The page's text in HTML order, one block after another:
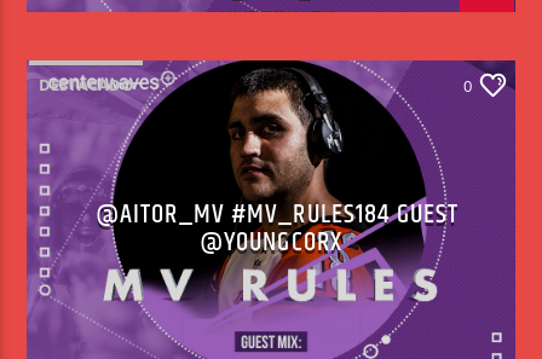
DESTACADO 0
@AITOR_MV #MV_RULES184 GUEST
@YOUNGCORX